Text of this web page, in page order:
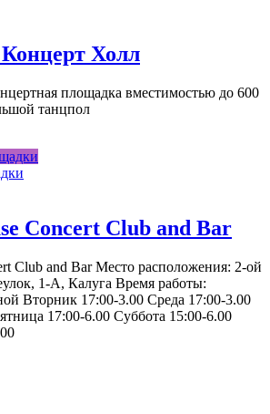
Холл
площадка вместимостью до 600
танцпол
Concert Club and Bar
Club and Bar Место расположения: 2-ой
1-А, Калуга Время работы:
Вторник 17:00-3.00 Среда 17:00-3.00
17:00-6.00 Суббота 15:00-6.00